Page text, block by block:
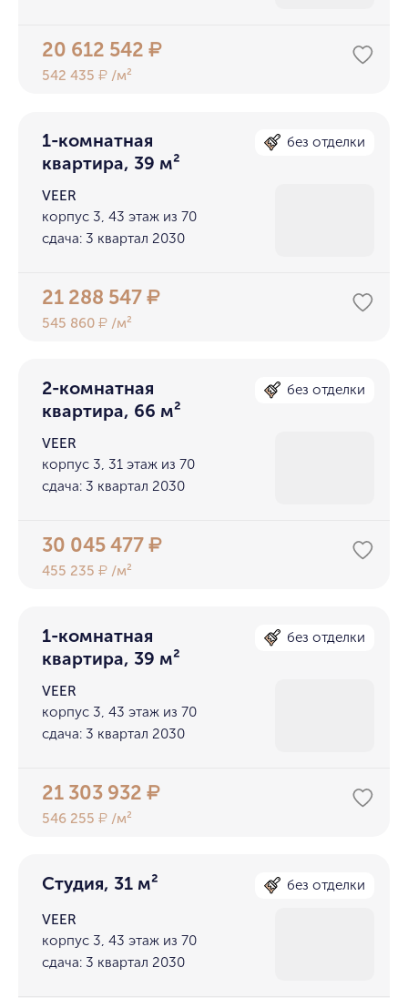
20 612 542₽
542 435₽ /м²
1-комнатная
квартира, 39 м²
без отделки
VEER
корпус 3, 43 этаж из 70
сдача: 3 квартал 2030
21 288 547₽
545 860₽ /м²
2-комнатная
квартира, 66 м²
без отделки
VEER
корпус 3, 31 этаж из 70
сдача: 3 квартал 2030
30 045 477₽
455 235₽ /м²
1-комнатная
квартира, 39 м²
без отделки
VEER
корпус 3, 43 этаж из 70
сдача: 3 квартал 2030
21 303 932₽
546 255₽ /м²
Студия, 31 м² без отделки
VEER
корпус 3, 43 этаж из 70
сдача: 3 квартал 2030